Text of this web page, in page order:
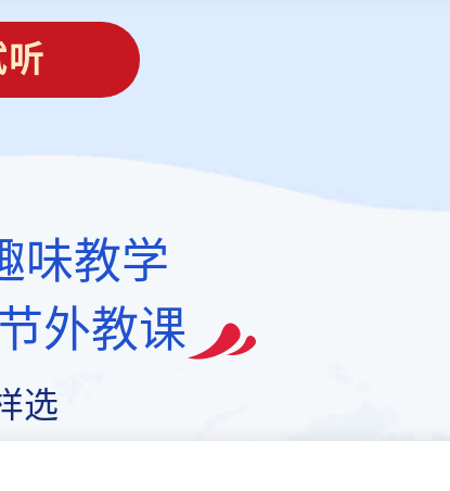
味教学
外教课
选